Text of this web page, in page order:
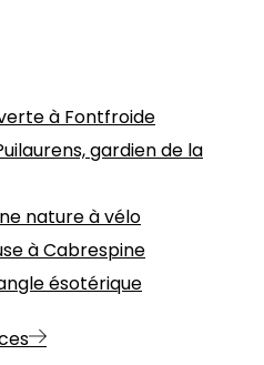
à Fontfroide
gardien de la
nature à vélo
à Cabrespine
ésotérique